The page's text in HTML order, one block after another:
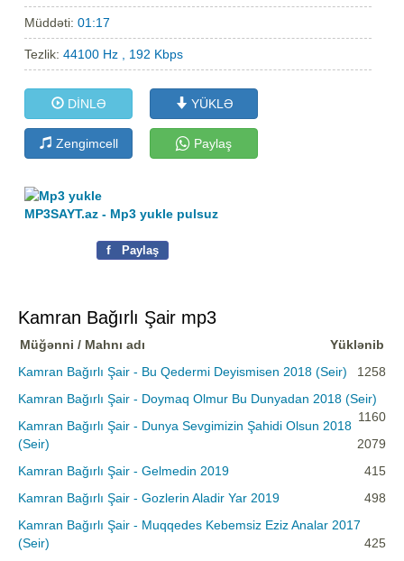
Müddəti:01:17
Tezlik:44100 Hz , 192 Kbps
DİNLƏ YÜKLƏ
Zengimcell Paylaş
MP3SAYT.az - Mp3 yukle pulsuz
f Paylaş
Kamran Bağırlı Şair mp3
Müğənni / Mahnı adı
Yüklənib
Kamran Bağırlı Şair - Bu Qedermi Deyismisen 2018 (Seir)
1258
Kamran Bağırlı Şair - Doymaq Olmur Bu Dunyadan 2018 (Seir)
1160
Kamran Bağırlı Şair - Dunya Sevgimizin Şahidi Olsun 2018
(Seir)
2079
Kamran Bağırlı Şair - Gelmedin 2019
415
Kamran Bağırlı Şair - Gozlerin Aladir Yar 2019
498
Kamran Bağırlı Şair - Muqqedes Kebemsiz Eziz Analar 2017
(Seir)
425